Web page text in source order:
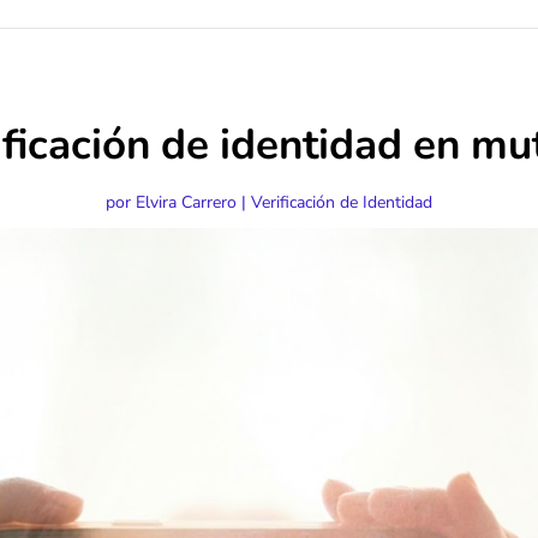
de identidad en
por Elvira Carrero | Verificación de Identidad